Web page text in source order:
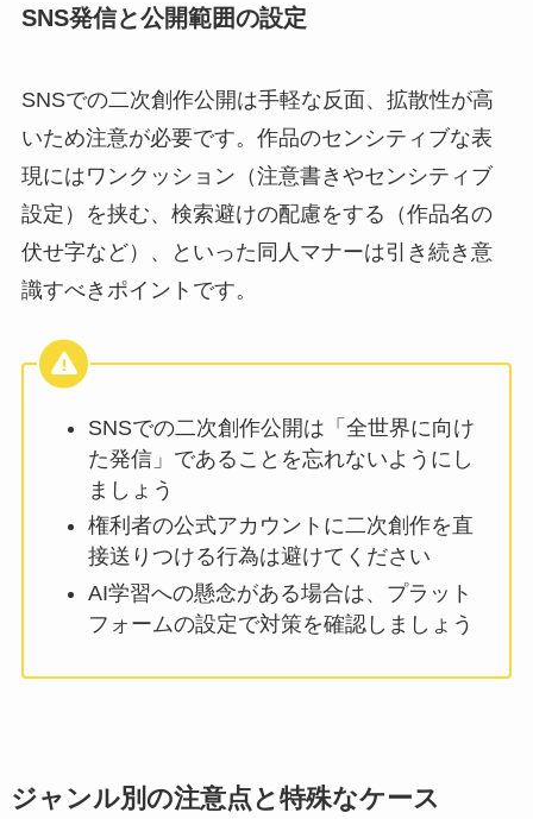
SNS発信と公開範囲の設定
SNSでの二次創作公開は手軽な反面、拡散性が高
いため注意が必要です。作品のセンシティブな表
現にはワンクッション（注意書きやセンシティブ
設定）を挟む、検索避けの配慮をする（作品名の
伏せ字など）、といった同人マナーは引き続き意
識すべきポイントです。
SNSでの二次創作公開は「全世界に向け
た発信」であることを忘れないようにし
ましょう
権利者の公式アカウントに二次創作を直
接送りつける行為は避けてください
AI学習への懸念がある場合は、プラット
フォームの設定で対策を確認しましょう
ジャンル別の注意点と特殊なケース